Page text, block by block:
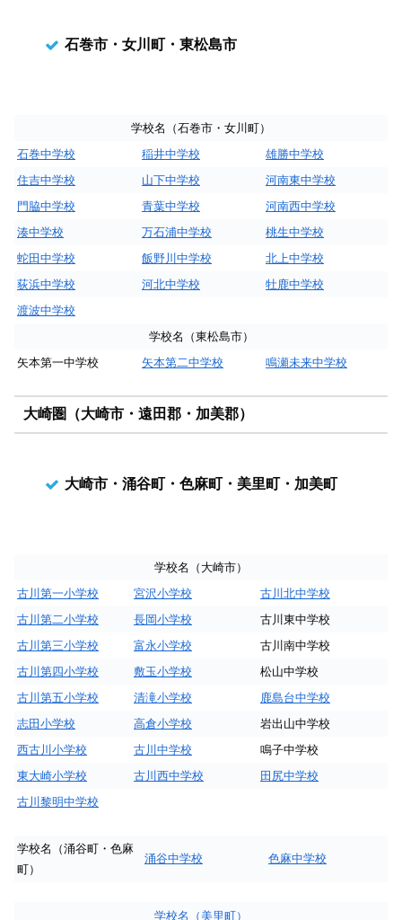
石巻市・女川町・東松島市
学校名（石巻市・女川町）
石巻中学校
稲井中学校
雄勝中学校
住吉中学校
山下中学校
河南東中学校
門脇中学校
青葉中学校
河南西中学校
湊中学校
万石浦中学校
桃生中学校
蛇田中学校
飯野川中学校
北上中学校
荻浜中学校
河北中学校
牡鹿中学校
渡波中学校
学校名（東松島市）
矢本第一中学校
矢本第二中学校 鳴瀬未来中学校
大崎圏（大崎市・遠田郡・加美郡）
大崎市・涌谷町・色麻町・美里町・加美町
学校名（大崎市）
古川第一小学校
宮沢小学校
古川北中学校
古川第二小学校
長岡小学校
古川東中学校
古川第三小学校
富永小学校
古川南中学校
古川第四小学校
敷玉小学校
松山中学校
古川第五小学校
清滝小学校
鹿島台中学校
志田小学校
高倉小学校
岩出山中学校
西古川小学校
古川中学校
鳴子中学校
東大崎小学校
古川西中学校
田尻中学校
古川黎明中学校
学校名（涌谷町・色麻
町）
涌谷中学校 色麻中学校
学校名（美里町）